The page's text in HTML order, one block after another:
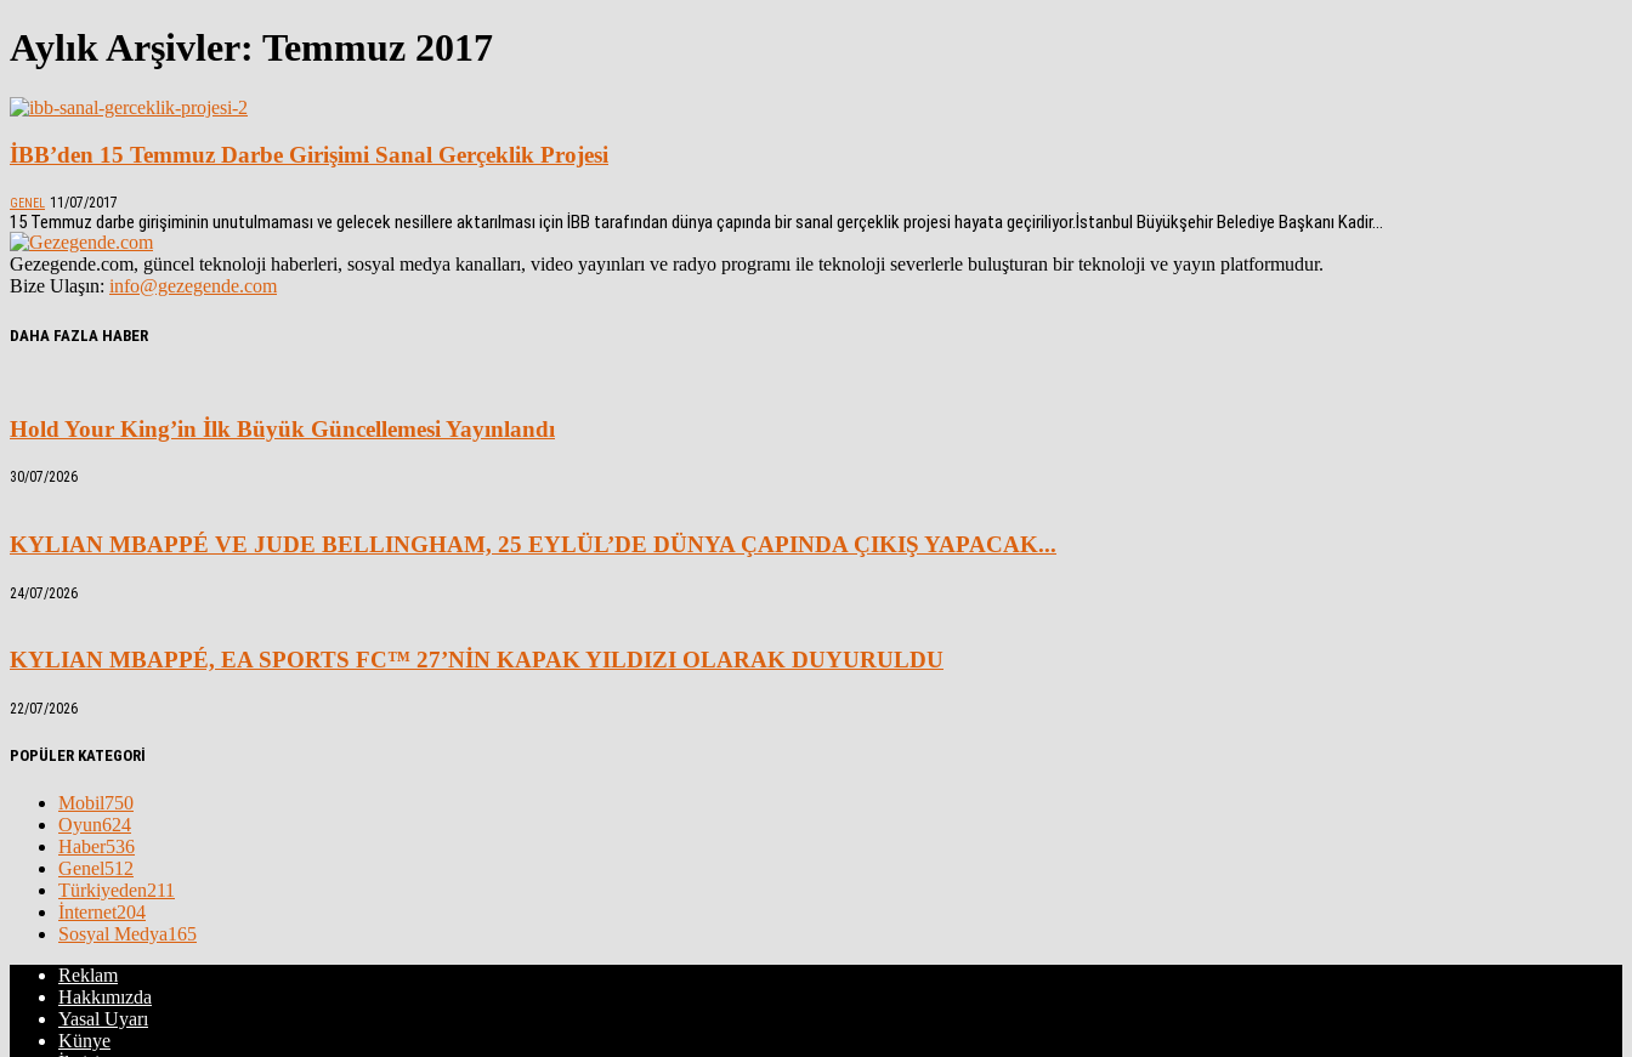
Aylık Arşivler: Temmuz 2017
İBB’den 15 Temmuz Darbe Girişimi Sanal Gerçeklik Projesi
GENEL 11/07/2017
15 Temmuz darbe girişiminin unutulmaması ve gelecek nesillere aktarılması için İBB tarafından dünya çapında bir sanal gerçeklik projesi hayata geçiriliyor.İstanbul Büyükşehir Belediye Başkanı Kadir...
Gezegende.com, güncel teknoloji haberleri, sosyal medya kanalları, video yayınları ve radyo programı ile teknoloji severlerle buluşturan bir teknoloji ve yayın platformudur.
Bize Ulaşın: info@gezegende.com
DAHA FAZLA HABER
Hold Your King’in İlk Büyük Güncellemesi Yayınlandı
30/07/2026
KYLIAN MBAPPÉ VE JUDE BELLINGHAM, 25 EYLÜL’DE DÜNYA ÇAPINDA ÇIKIŞ YAPACAK...
24/07/2026
KYLIAN MBAPPÉ, EA SPORTS FC™ 27’NİN KAPAK YILDIZI OLARAK DUYURULDU
22/07/2026
POPÜLER KATEGORİ
Mobil750
Oyun624
Haber536
Genel512
Türkiyeden211
İnternet204
Sosyal Medya165
Reklam
Hakkımızda
Yasal Uyarı
Künye